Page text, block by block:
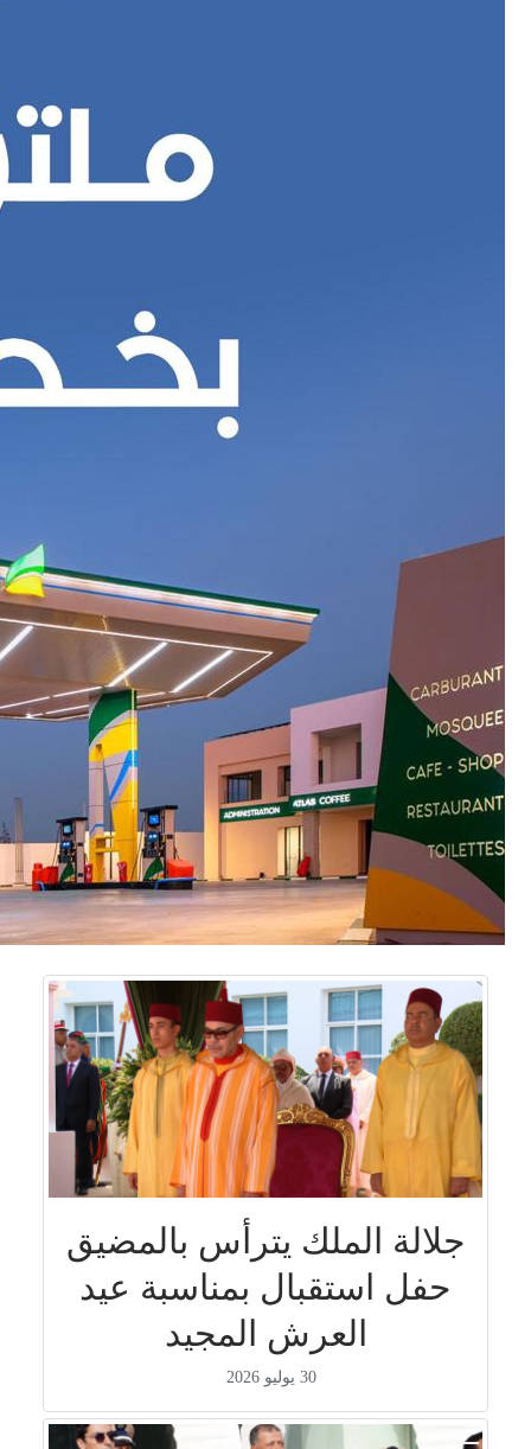
جلالة الملك يترأس بالمضيق
حفل استقبال بمناسبة عيد
العرش المجيد
30 يوليو 2026